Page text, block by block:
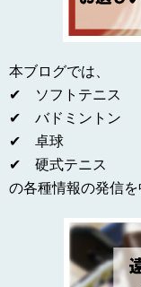
本ブログでは、
✔ ソフトテニス
✔ バドミントン
✔ 卓球
✔ 硬式テニス
の各種情報の発信を